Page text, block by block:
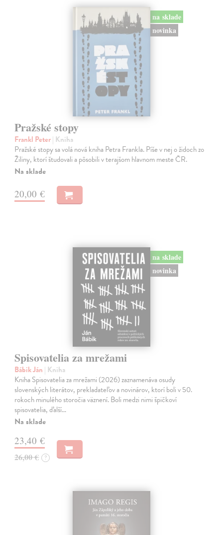
na sklade
novinka
Pražské stopy
Frankl Peter| Kniha
Pražské stopy sa volá nová kniha Petra Frankla. Píše v nej o židoch zo
Žiliny, ktorí študovali a pôsobili v terajšom hlavnom meste ČR.
Na sklade
20,00 €
na sklade
novinka
Spisovatelia za mrežami
Bábik Ján | Kniha
Kniha Spisovatelia za mrežami (2026) zaznamenáva osudy
slovenských literátov, prekladateľov a novinárov, ktorí boli v 50.
rokoch minulého storočia väznení. Boli medzi nimi špičkoví
spisovatelia, ďalší…
Na sklade
23,40 €
26,00 € ?